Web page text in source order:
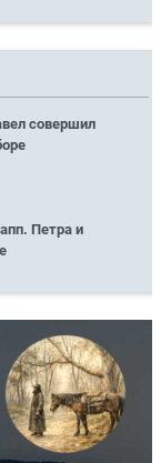
совершил
Петра и